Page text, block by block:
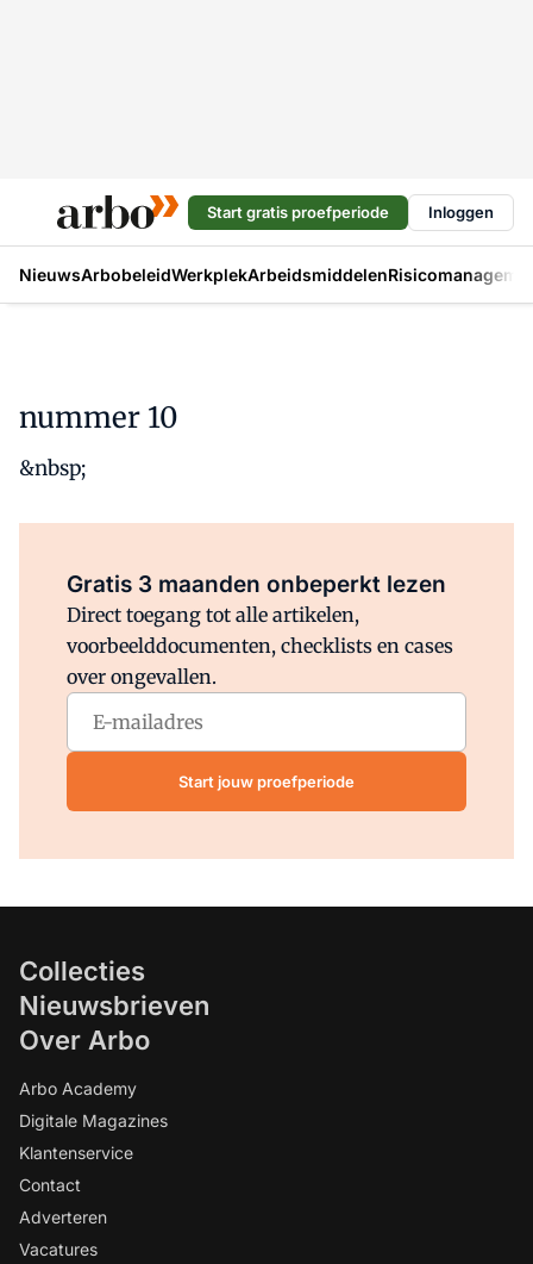
Start gratis proefperiode Inloggen
NieuwsArbobeleidWerkplekArbeidsmiddelen
nummer 10
&nbsp;
Gratis 3 maanden onbeperkt lezen
Direct toegang tot alle artikelen,
voorbeelddocumenten, checklists en cases
over ongevallen.
Start jouw proefperiode
Collecties
Nieuwsbrieven
Over Arbo
Arbo Academy
Digitale Magazines
Klantenservice
Contact
Adverteren
Vacatures